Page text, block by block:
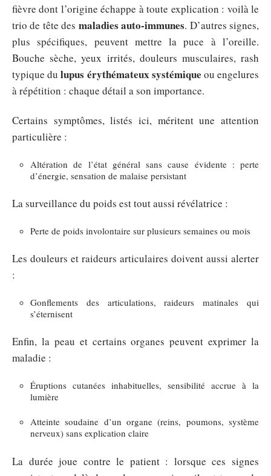
fièvre dont l’origine échappe à toute explication : voilà le
trio de tête des maladies auto-immunes. D’autres signes,
plus spécifiques, peuvent mettre la puce à l’oreille.
Bouche sèche, yeux irrités, douleurs musculaires, rash
typique dulupus érythémateux systémique ou engelures
à répétition : chaque détail a son importance.
Certains symptômes, listés ici, méritent une attention
particulière :
Altération de l’état général sans cause évidente : perte
d’énergie, sensation de malaise persistant
La surveillance du poids est tout aussi révélatrice :
Perte de poids involontaire sur plusieurs semaines ou mois
Les douleurs et raideurs articulaires doivent aussi alerter
:
Gonflements des articulations, raideurs matinales qui
s’éternisent
Enfin, la peau et certains organes peuvent exprimer la
maladie :
Éruptions cutanées inhabituelles, sensibilité accrue à la
lumière
Atteinte soudaine d’un organe (reins, poumons, système
nerveux) sans explication claire
La durée joue contre le patient : lorsque ces signes